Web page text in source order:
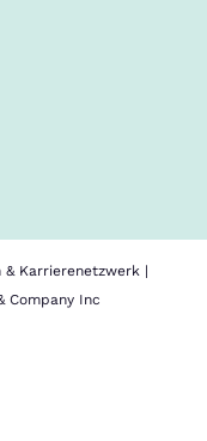
Karrierenetzwerk |
Company Inc